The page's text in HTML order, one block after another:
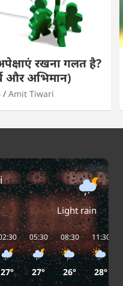
रखना गलत है?
और अभिमान)
Amit Tiwari
Light rain
27°
05:30
27°
08:30
26°
11:30
28°